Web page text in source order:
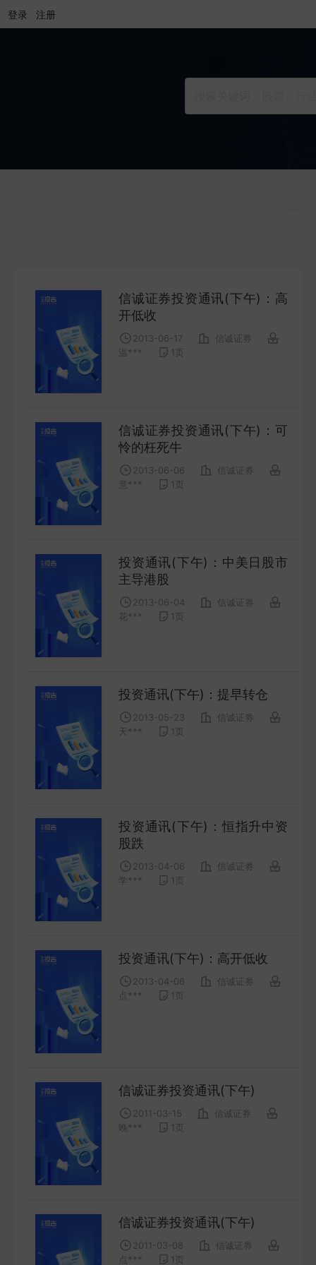
登录 注册
公司研究
COMPANY
宏观策略
STRATEGY
会议纪要
MINUTES
ANNUALS
招股书
期货研究
FUTURES
金工量化
信诚证券投资通讯(下午)：高
开低收
2013-06-17
信诚证券
温***
1 页
信诚证券投资通讯(下午)：可
怜的枉死牛
2013-06-06
信诚证券
意***
1 页
投资通讯(下午)：中美日股市
主导港股
2013-06-04
信诚证券
花***
1 页
投资通讯(下午)：提早转仓
2013-05-23
信诚证券
天***
1 页
投资通讯(下午)：恒指升中资
股跌
2013-04-06
信诚证券
学***
1 页
投资通讯(下午)：高开低收
2013-04-06
信诚证券
点***
1 页
信诚证券投资通讯(下午)
2011-03-15
信诚证券
晚***
1 页
信诚证券投资通讯(下午)
2011-03-08
信诚证券
点***
1 页